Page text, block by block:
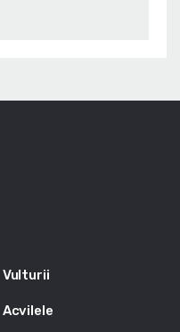
Vulturii
Acvilele